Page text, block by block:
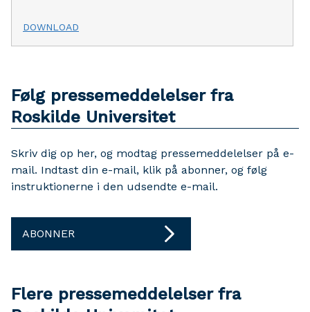
DOWNLOAD
Følg pressemeddelelser fra
Roskilde Universitet
Skriv dig op her, og modtag pressemeddelelser på e-
mail. Indtast din e-mail, klik på abonner, og følg
instruktionerne i den udsendte e-mail.
ABONNER
Flere pressemeddelelser fra